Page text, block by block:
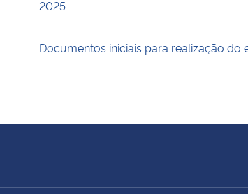
2025
Documentos iniciais para realização do